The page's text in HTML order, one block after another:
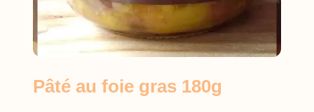
Pâté au foie gras 180g